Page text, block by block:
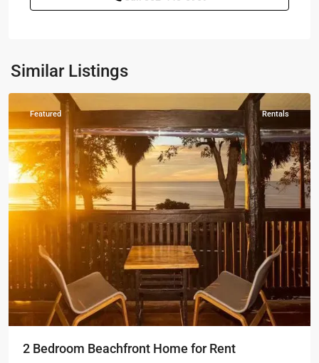
Similar Listings
ปราณ
Nam
Pran
Featured Rentals
2 Bedroom Beachfront Home for Rent